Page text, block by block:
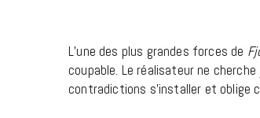
L’une des plus grandes forces de
coupable. Le réalisateur ne
contradictions s’installer et oblige